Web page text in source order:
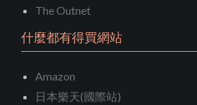
The Outnet
什麼都有得買網站
Amazon
日本樂天(國際站)